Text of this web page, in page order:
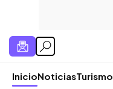
InicioNoticiasTurismo